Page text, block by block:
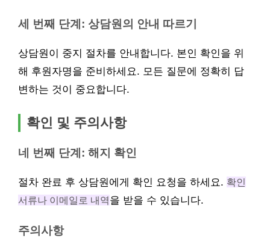
세 번째 단계: 상담원의 안내 따르기
상담원이 중지 절차를 안내합니다. 본인 확인을 위
해 후원자명을 준비하세요. 모든 질문에 정확히 답
변하는 것이 중요합니다.
확인 및 주의사항
네 번째 단계: 해지 확인
절차 완료 후 상담원에게 확인 요청을 하세요. 확인
서류나 이메일로 내역을 받을 수 있습니다.
주의사항